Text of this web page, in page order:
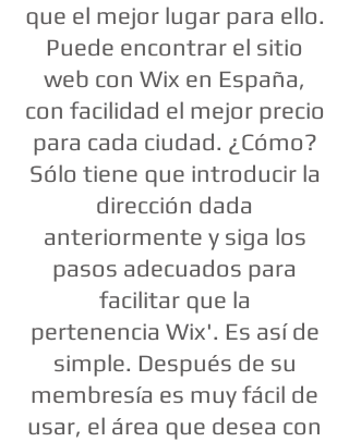
que el mejor lugar para ello.
Puede encontrar el sitio
web con Wix en España,
con facilidad el mejor precio
para cada ciudad. ¿Cómo?
Sólo tiene que introducir la
dirección dada
anteriormente y siga los
pasos adecuados para
facilitar que la
pertenencia Wix'. Es así de
simple. Después de su
membresía es muy fácil de
usar, el área que desea con